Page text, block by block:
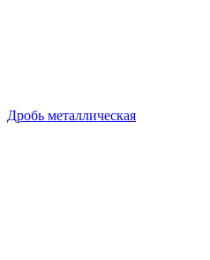
Дробь металлическая